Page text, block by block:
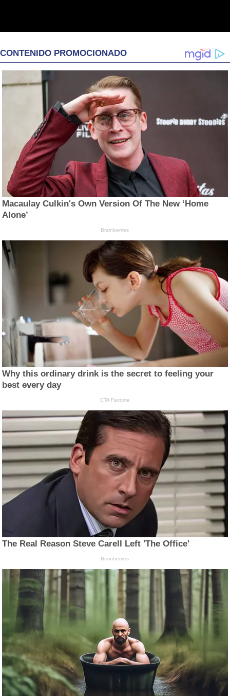
CONTENIDO PROMOCIONADO
Macaulay Culkin's Own Version Of The New ‘Home
Alone’
Brainberries
Why this ordinary drink is the secret to feeling your
best every day
CTA Favorite
The Real Reason Steve Carell Left 'The Office'
Brainberries